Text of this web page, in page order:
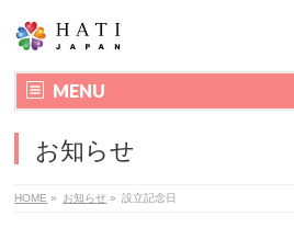
MENU
お知らせ
HOME » お知らせ » 設立記念日